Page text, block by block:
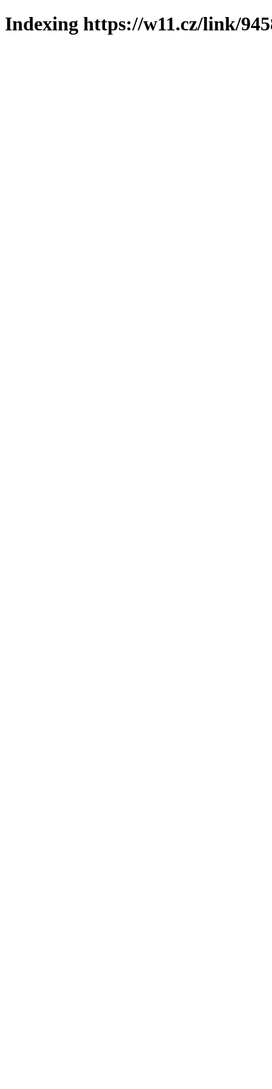
Indexing https://w11.cz/link/